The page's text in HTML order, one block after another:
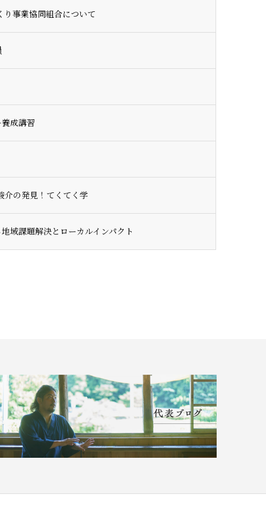
り事業協同組合について
成講習
介の発見！てくてく学
域課題解決とローカルインパクト